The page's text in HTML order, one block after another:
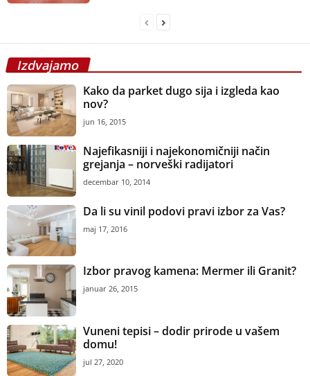
Izdvajamo
Kako da parket dugo sija i izgleda kao
nov?
jun 16, 2015
Najefikasniji i najekonomičniji način
grejanja – norveški radijatori
decembar 10, 2014
Da li su vinil podovi pravi izbor za Vas?
maj 17, 2016
Izbor pravog kamena: Mermer ili Granit?
januar 26, 2015
Vuneni tepisi – dodir prirode u vašem
domu!
jul 27, 2020